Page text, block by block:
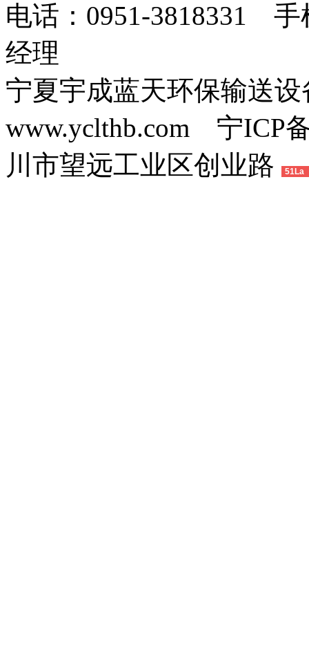
电话：0951-3818331 手
经理
宁夏宇成蓝天环保输送
www.yclthb.com 宁ICP
川市望远工业区创业路
51La